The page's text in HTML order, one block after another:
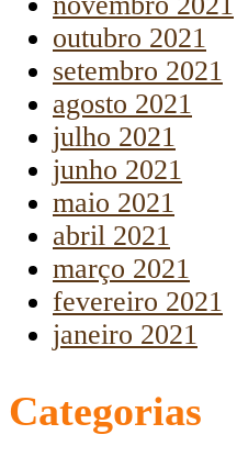
outubro 2021
setembro 2021
agosto 2021
julho 2021
junho 2021
maio 2021
abril 2021
março 2021
fevereiro 2021
janeiro 2021
Categorias